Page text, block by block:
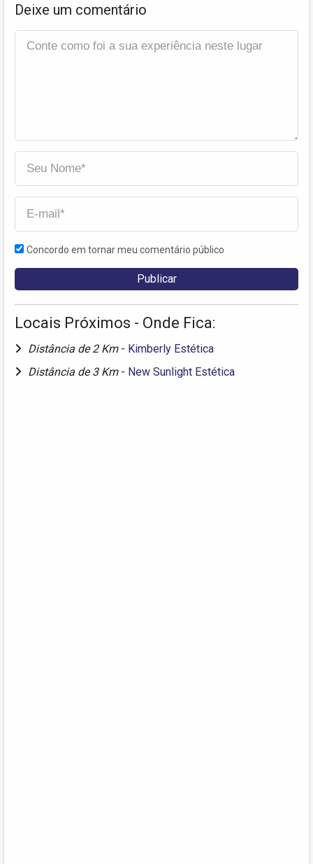
Deixe um comentário
Concordo em tornar meu comentário público
Locais Próximos - Onde Fica:
Distância de 2 Km - Kimberly Estética
Distância de 3 Km - New Sunlight Estética